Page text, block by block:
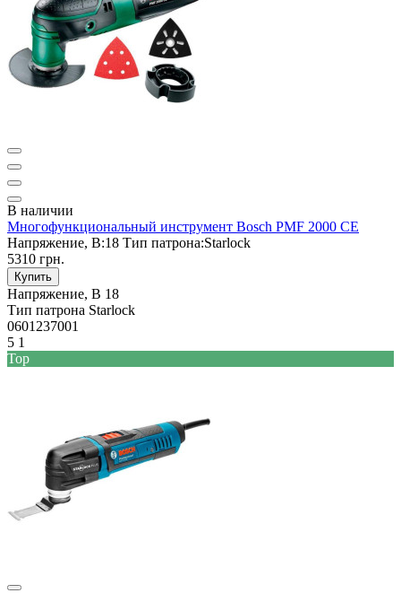
В наличии
Многофункциональный инструмент Bosch PMF 2000 CE
Напряжение, В:18 Тип патрона:Starlock
5310 грн.
Купить
Напряжение, В 18
Тип патрона Starlock
0601237001
5 1
Top